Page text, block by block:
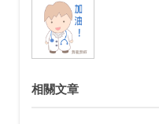
相關文章